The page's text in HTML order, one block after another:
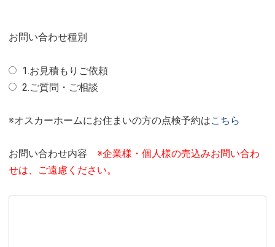
お問い合わせ種別
1.お見積もりご依頼
2.ご質問・ご相談
※オスカーホームにお住まいの方の点検予約はこちら
お問い合わせ内容 ※企業様・個人様の売込みお問い合わ
せは、ご遠慮ください。